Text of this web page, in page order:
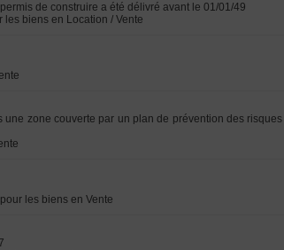
de construire a été délivré avant le 01/01/49
les biens en Location / Vente
zone couverte par un plan de prévention des
les biens en Vente